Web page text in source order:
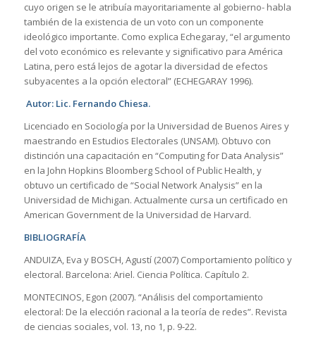
cuyo origen se le atribuía mayoritariamente al gobierno- habla
también de la existencia de un voto con un componente
ideológico importante. Como explica Echegaray, “el argumento
del voto económico es relevante y significativo para América
Latina, pero está lejos de agotar la diversidad de efectos
subyacentes a la opción electoral” (ECHEGARAY 1996).
Autor: Lic. Fernando Chiesa.
Licenciado en Sociología por la Universidad de Buenos Aires y
maestrando en Estudios Electorales (UNSAM). Obtuvo con
distinción una capacitación en “Computing for Data Analysis”
en la John Hopkins Bloomberg School of Public Health, y
obtuvo un certificado de “Social Network Analysis” en la
Universidad de Michigan. Actualmente cursa un certificado en
American Government de la Universidad de Harvard.
BIBLIOGRAFÍA
ANDUIZA, Eva y BOSCH, Agustí (2007) Comportamiento político y
electoral. Barcelona: Ariel. Ciencia Política. Capítulo 2.
MONTECINOS, Egon (2007). “Análisis del comportamiento
electoral: De la elección racional a la teoría de redes”. Revista
de ciencias sociales, vol. 13, no 1, p. 9-22.